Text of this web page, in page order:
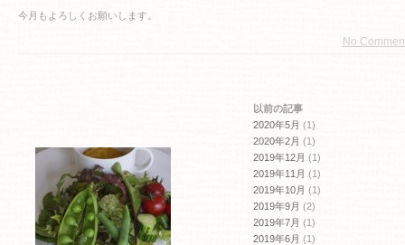
今月もよろしくお願いします。
No
以前の記事
2020年5月 (1)
2020年2月 (1)
2019年12月 (1)
2019年11月 (1)
2019年10月 (1)
2019年9月 (2)
2019年7月 (1)
2019年6月 (1)